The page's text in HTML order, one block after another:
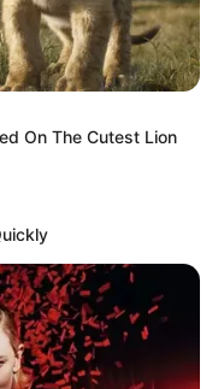
On The Cutest Lion